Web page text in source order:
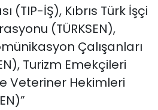
(TIP-İŞ), Kıbrıs Türk İşçi
(TÜRKSEN),
Çalışanları
Turizm Emekçileri
Veteriner Hekimleri